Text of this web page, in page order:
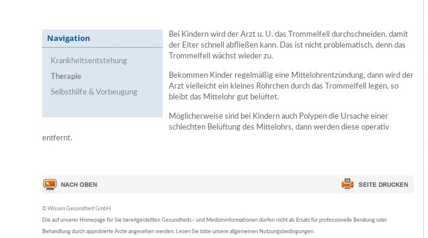
Navigation
Krankheitsentstehung
Therapie
Selbsthilfe & Vorbeugung
Bei Kindern wird der Arzt u. U. das Trommelfell durchschneiden, damit
der Eiter schnell abfließen kann. Das ist nicht problematisch, denn das
Trommelfell wächst wieder zu.
Bekommen Kinder regelmäßig eine Mittelohrentzündung, dann wird der
Arzt vielleicht ein kleines Röhrchen durch das Trommelfell legen, so
bleibt das Mittelohr gut belüftet.
Möglicherweise sind bei Kindern auch Polypen die Ursache einer
schlechten Belüftung des Mittelohrs, dann werden diese operativ
entfernt.
© Wissen Gesundheit GmbH
Die auf unserer Homepage für Sie bereitgestellten Gesundheits– und Medizininformationen dürfen nicht als Ersatz für professionelle Beratung oder
Behandlung durch approbierte Ärzte angesehen werden. Lesen Sie bitte unsere allgemeinen Nutzungsbedingungen.